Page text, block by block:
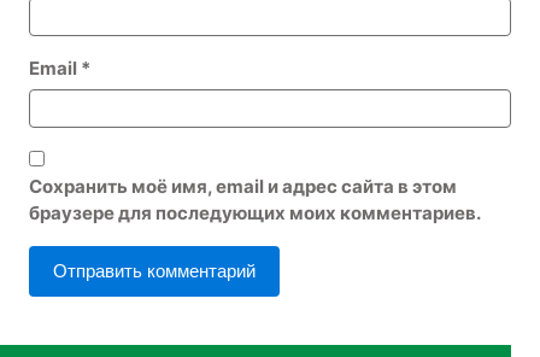
Email *
Сохранить моё имя, email и адрес сайта в этом
браузере для последующих моих комментариев.